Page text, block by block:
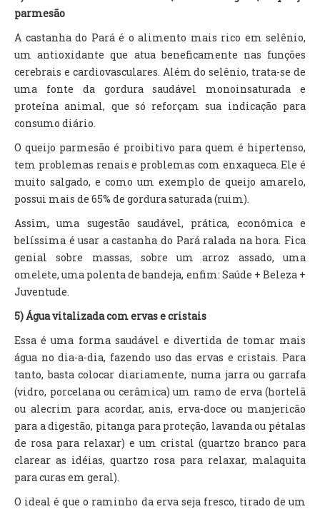
parmesão
A castanha do Pará é o alimento mais rico em selênio,
um antioxidante que atua beneficamente nas funções
cerebrais e cardiovasculares. Além do selênio, trata-se de
uma fonte da gordura saudável monoinsaturada e
proteína animal, que só reforçam sua indicação para
consumo diário.
O queijo parmesão é proibitivo para quem é hipertenso,
tem problemas renais e problemas com enxaqueca. Ele é
muito salgado, e como um exemplo de queijo amarelo,
possui mais de 65% de gordura saturada (ruim).
Assim, uma sugestão saudável, prática, econômica e
belíssima é usar a castanha do Pará ralada na hora. Fica
genial sobre massas, sobre um arroz assado, uma
omelete, uma polenta de bandeja, enfim: Saúde + Beleza +
Juventude.
5) Água vitalizada com ervas e cristais
Essa é uma forma saudável e divertida de tomar mais
água no dia-a-dia, fazendo uso das ervas e cristais. Para
tanto, basta colocar diariamente, numa jarra ou garrafa
(vidro, porcelana ou cerâmica) um ramo de erva (hortelã
ou alecrim para acordar, anis, erva-doce ou manjericão
para a digestão, pitanga para proteção, lavanda ou pétalas
de rosa para relaxar) e um cristal (quartzo branco para
clarear as idéias, quartzo rosa para relaxar, malaquita
para curas em geral).
O ideal é que o raminho da erva seja fresco, tirado de um